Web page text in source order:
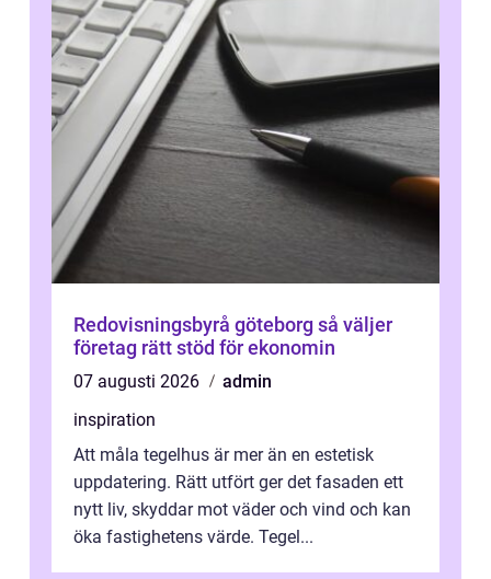
Redovisningsbyrå göteborg så väljer
företag rätt stöd för ekonomin
07 augusti 2026
admin
inspiration
Att måla tegelhus är mer än en estetisk
uppdatering. Rätt utfört ger det fasaden ett
nytt liv, skyddar mot väder och vind och kan
öka fastighetens värde. Tegel...